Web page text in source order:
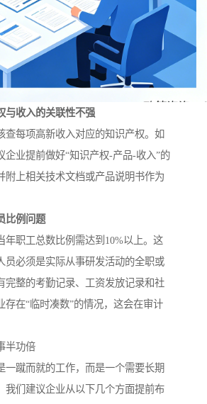
与收入的关联性不强
查每项高新收入对应的知识产权。如
企业提前做好“知识产权-产品-收入”的
附上相关技术文档或产品说明书作为
比例问题
年职工总数比例需达到10%以上。这
员必须是实际从事研发活动的全职或
完整的考勤记录、工资发放记录和社
存在“临时凑数”的情况，这会在审计
半功倍
一蹴而就的工作，而是一个需要长期
我们建议企业从以下几个方面提前布